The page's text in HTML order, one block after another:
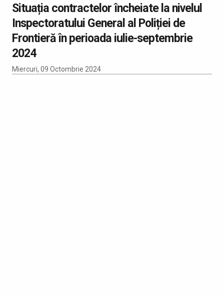
Situația contractelor încheiate la nivelul
Inspectoratului General al Poliției de
Frontieră în perioada iulie-septembrie
2024
Miercuri, 09 Octombrie 2024